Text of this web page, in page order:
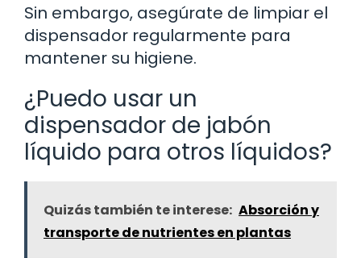
Sin embargo, asegúrate de limpiar el
dispensador regularmente para
mantener su higiene.
¿Puedo usar un
dispensador de jabón
líquido para otros líquidos?
Quizás también te interese: Absorción y
transporte de nutrientes en plantas